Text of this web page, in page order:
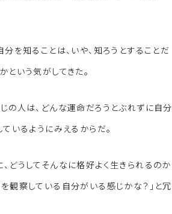
を知ることは、いや、知ろうとすることだ
という気がしてきた。
の人は、どんな運命だろうとぶれずに自分
いるようにみえるからだ。
どうしてそんなに格好よく生きられるのか
観察している自分がいる感じかな？」と冗